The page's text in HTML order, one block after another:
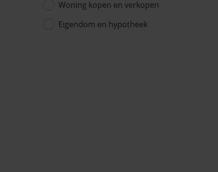
Woning kopen en verkopen
Eigendom en hypotheek